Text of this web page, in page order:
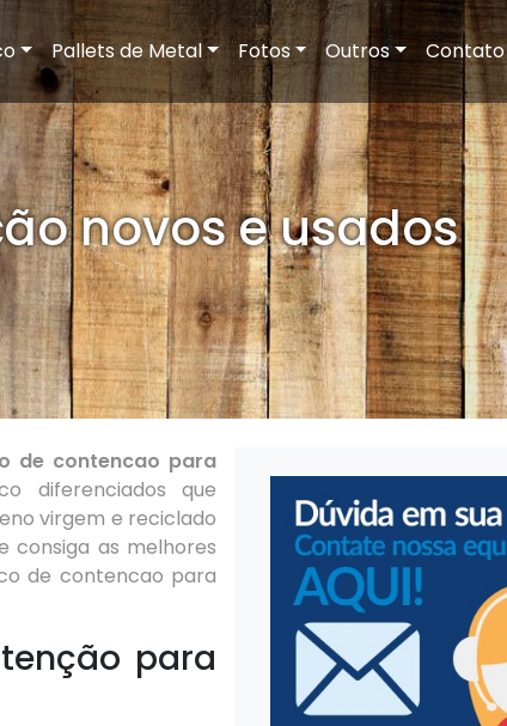
Pallets de Metal Fotos Outros Contato
novos e usados
de contencao para
diferenciados que
virgem e reciclado
consiga as melhores
de contencao para
para